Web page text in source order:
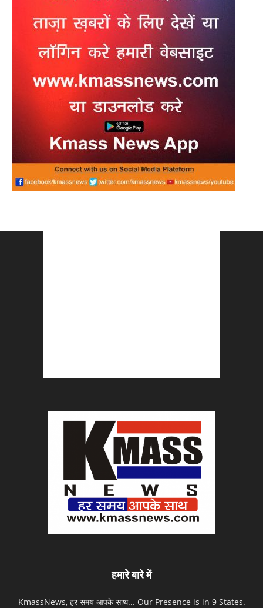
हमारे बारे में
KmassNews, हर समय आपके साथ... Our Presence is in 9 States.